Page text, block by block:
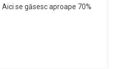
se găsesc aproape 70%